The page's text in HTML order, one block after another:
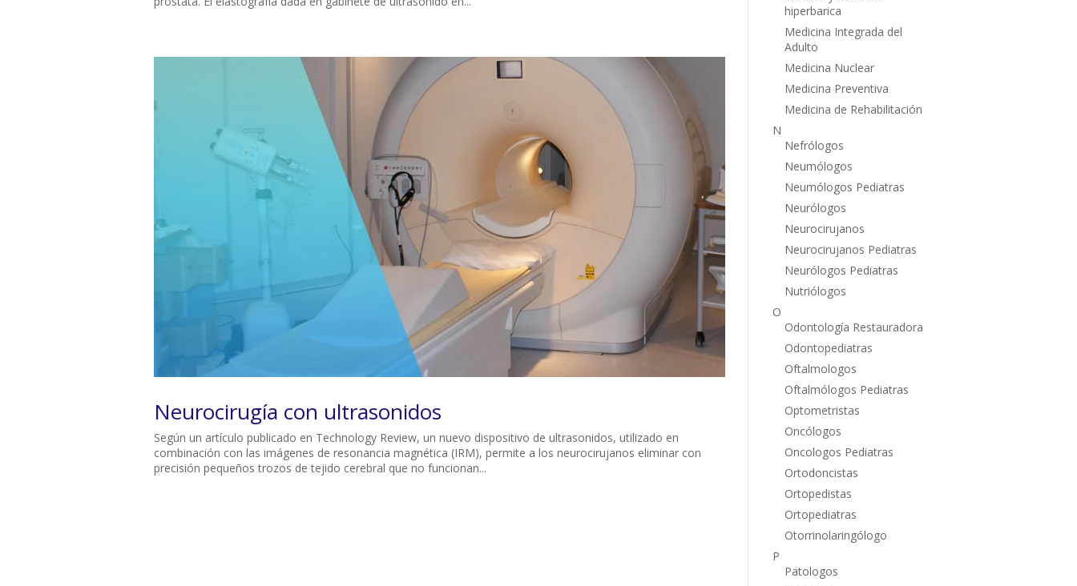
Neurocirugía con ultrasonidos
Según un artículo publicado en Technology Review, un nuevo dispositivo de ultrasonidos, utilizado en
combinación con las imágenes de resonancia magnética (IRM), permite a los neurocirujanos eliminar con
precisión pequeños trozos de tejido cerebral que no funcionan...
hiperbarica
Medicina Integrada del
Adulto
Medicina Nuclear
Medicina Preventiva
Medicina de Rehabilitación
N
Nefrólogos
Neumólogos
Neumólogos Pediatras
Neurólogos
Neurocirujanos
Neurocirujanos Pediatras
Neurólogos Pediatras
Nutriólogos
O
Odontología Restauradora
Odontopediatras
Oftalmologos
Oftalmólogos Pediatras
Optometristas
Oncólogos
Oncologos Pediatras
Ortodoncistas
Ortopedistas
Ortopediatras
Otorrinolaringólogo
P
Patologos